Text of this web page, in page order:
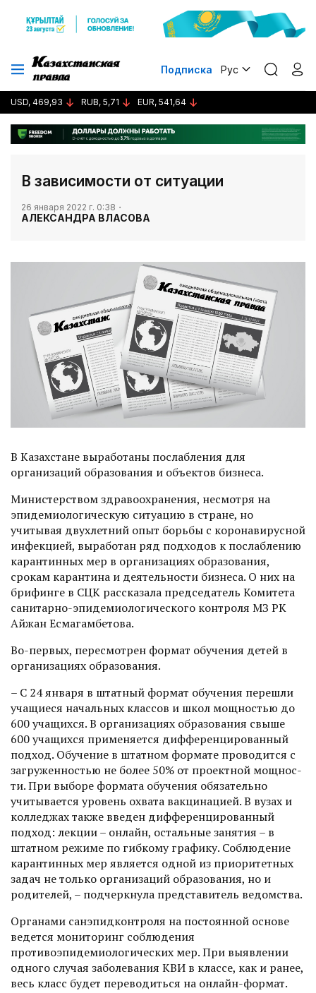
Подписка Рус
USD, 469,93 RUB, 5,71 EUR, 541,64
В зависимости от ситуации
26 января 2022 г. 0:38
АЛЕКСАНДРА ВЛАСОВА
В Казахстане выработаны послабления для
организаций образования и объектов бизнеса.
Министерством здравоохранения, несмотря на
эпидемиологическую ситуацию в стране, но
учитывая двухлетний опыт борьбы с коронавирусной
инфекцией, выработан ряд подходов к послаблению
карантинных мер в организациях образования,
срокам карантина и деятельности бизнеса. О них на
брифинге в СЦК рассказала председатель Комитета
санитарно-эпидемиологического контроля МЗ РК
Айжан Есмагамбетова.
Во-первых, пересмотрен формат обучения детей в
организациях образования.
– С 24 января в штатный формат обучения перешли
учащие­ся начальных классов и школ мощностью до
600 учащихся. В организациях образования свыше
600 учащихся применяется дифференцированный
подход. Обучение в штатном формате проводится с
загруженностью не более 50% от проектной мощнос­
ти. При выборе формата обучения обязательно
учитывается уровень охвата вакцинацией. В вузах и
колледжах также введен дифференцированный
подход: лекции – онлайн, остальные занятия – в
штатном режиме по гибкому графику. Соблюдение
карантинных мер является одной из приоритетных
задач не только организаций образования, но и
родителей, – подчеркнула представитель ведомства.
Органами санэпидконтроля на постоянной основе
ведется мониторинг соблюдения
противоэпидемиологических мер. При выявлении
одного случая заболевания КВИ в классе, как и ранее,
весь класс будет переводиться на онлайн-формат.